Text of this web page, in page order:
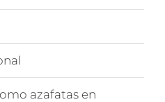
azafatas en